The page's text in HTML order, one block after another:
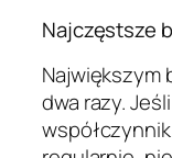
Najczęstsze
Największym
dwa razy.